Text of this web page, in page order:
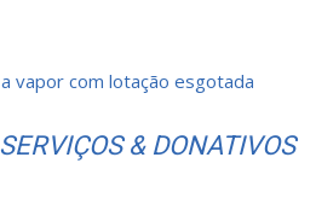
vapor com lotação esgotada
& DONATIVOS